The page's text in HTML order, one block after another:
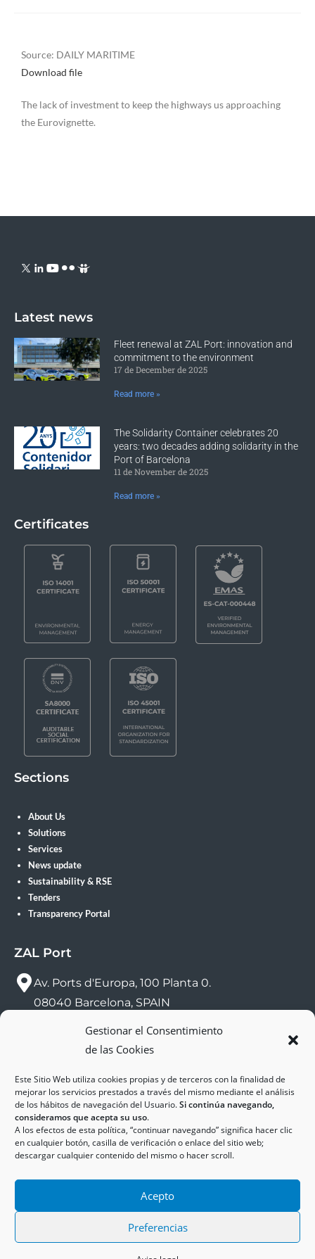
Gestionar el Consentimiento
de las Cookies
Este Sitio Web utiliza cookies propias y de terceros con la finalidad de
mejorar los servicios prestados a través del mismo mediante el análisis
de los hábitos de navegación del Usuario.Si continúa navegando,
consideramos que acepta su uso.
A los efectos de esta política, “continuar navegando” significa hacer clic
en cualquier botón, casilla de verificación o enlace del sitio web;
descargar cualquier contenido del mismo o hacer scroll.
Acepto
Preferencias
Source: DAILY MARITIME
Download file
The lack of investment to keep the highways us approaching
the Eurovignette.
Latest news
Fleet renewal at ZAL Port: innovation and
commitment to the environment
17 de December de 2025
Read more »
The Solidarity Container celebrates 20
years: two decades adding solidarity in the
Port of Barcelona
11 de November de 2025
Read more »
Certificates
Sections
About Us
Solutions
Services
News update
Sustainability & RSE
Tenders
Transparency Portal
ZAL Port
Av. Ports d'Europa, 100 Planta 0.
08040 Barcelona, SPAIN
sac@zalport.com
ZAL Port
Privacy Policy